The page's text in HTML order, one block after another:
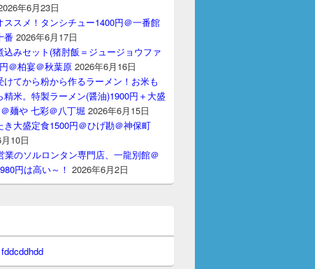
年6月23日
ススメ！タンシチュー1400円＠一番館
番 2026年6月17日
込みセット(猪肘飯＝ジュージョウファ
＠柏宴＠秋葉原 2026年6月16日
けてから粉から作るラーメン！お米も
精米。特製ラーメン(醤油)1900円＋大盛
麺や 七彩＠八丁堀 2026年6月15日
き大盛定食1500円＠ひげ勘＠神保町
10日
業のソルロンタン専門店、一龍別館＠
円は高い～！ 2026年6月2日